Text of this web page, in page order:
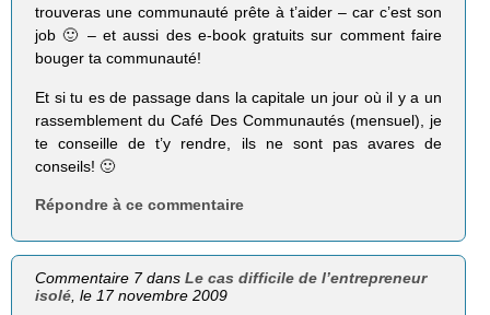
trouveras une communauté prête à t’aider – car c’est son
job 🙂 – et aussi des e-book gratuits sur comment faire
bouger ta communauté!
Et si tu es de passage dans la capitale un jour où il y a un
rassemblement du Café Des Communautés (mensuel), je
te conseille de t’y rendre, ils ne sont pas avares de
conseils! 🙂
Répondre à ce commentaire
Commentaire 7 dansLe cas difficile de l’entrepreneur
isolé , le 17 novembre 2009